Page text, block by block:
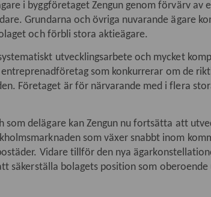
i byggföretaget Zengun genom förvärv av
Grundarna och övriga nuvarande ägare
och förbli stora aktieägare.
utvecklingsarbete och mycket
som konkurrerar om de
Företaget är för närvarande med i flera
som delägare kan Zengun nu fortsätta att
som växer snabbt inom
Vidare tillför den nya
säkerställa bolagets position som oberoende